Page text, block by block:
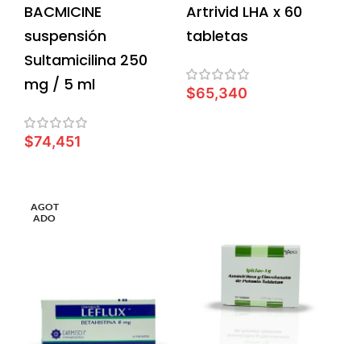
BACMICINE
suspensión
Sultamicilina 250
mg / 5 ml
$74,451
Artrivid LHA x 60
tabletas
$65,340
AGOT
ADO